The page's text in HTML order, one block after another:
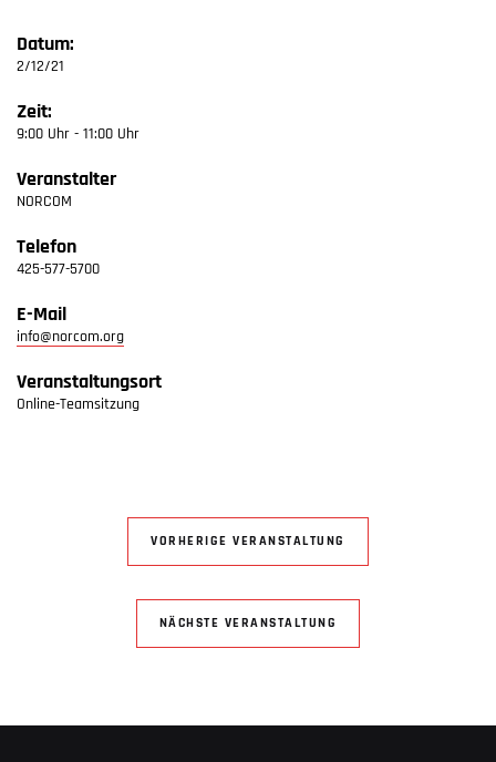
Datum:
2/12/21
Zeit:
9:00 Uhr - 11:00 Uhr
Veranstalter
NORCOM
Telefon
425-577-5700
E-Mail
info@norcom.org
Veranstaltungsort
Online-Teamsitzung
VORHERIGE VERANSTALTUNG
NÄCHSTE VERANSTALTUNG